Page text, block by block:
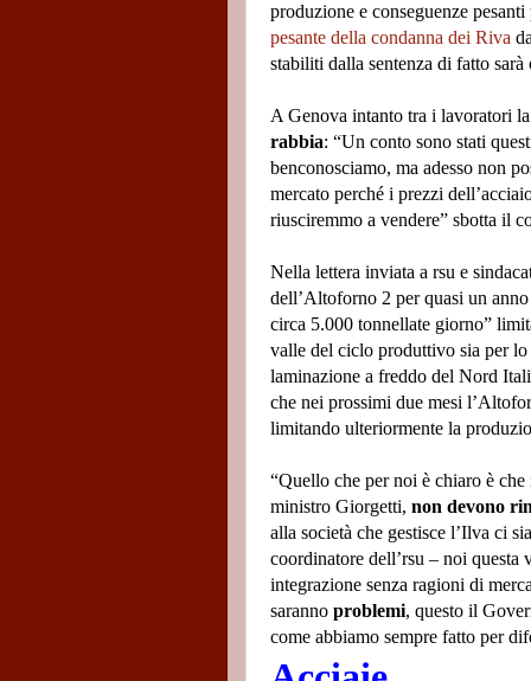
produzione e conseguenze
pesante della condanna dei Riva
stabiliti dalla sentenza di fatto
A Genova intanto tra i lavoratori
rabbia: “Un conto sono stati
benconosciamo, ma adesso non
mercato perché i prezzi
riusciremmo a vendere” sbotta il
Nella lettera inviata a rsu e
dell’Altoforno 2 per quasi un
circa 5.000 tonnellate giorno”
valle del ciclo produttivo sia per
laminazione a freddo del Nord
che nei prossimi due mesi
limitando ulteriormente la
“Quello che per noi è chiaro è che
ministro Giorgetti, non devono
alla società che gestisce l’Ilva ci
coordinatore dell’rsu – noi questa
integrazione senza ragioni di
saranno problemi, questo il
come abbiamo sempre fatto per